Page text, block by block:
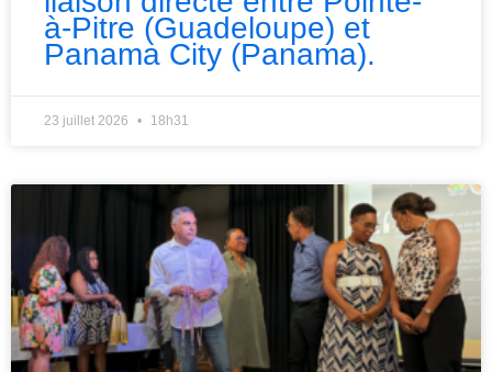
à-Pitre (Guadeloupe) et
Panama City (Panama).
23 juillet 2026 18h31